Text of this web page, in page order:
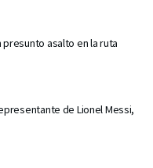
asalto en la ruta
de Lionel Messi,